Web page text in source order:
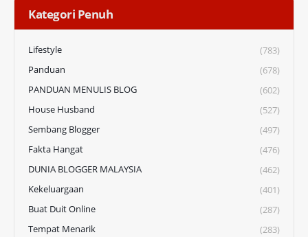
Kategori Penuh
Lifestyle
(783)
Panduan
(678)
PANDUAN MENULIS BLOG
(602)
House Husband
(527)
Sembang Blogger
(497)
Fakta Hangat
(476)
DUNIA BLOGGER MALAYSIA
(462)
Kekeluargaan
(401)
Buat Duit Online
(287)
Tempat Menarik
(283)